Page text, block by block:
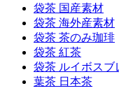
袋茶 国産素材
袋茶 海外産素材
袋茶 茶のみ珈琲
袋茶 紅茶
袋茶 ルイボスブ
葉茶 日本茶